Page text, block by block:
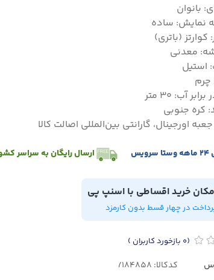
بانوان
نمایش: ساده
(باتری)
معدنی
استیل
آب: 30 متر
کره جنوبی
اورجینال، گارانتی بین‌المللی اصالت کالا
ارسال رایگان به سراسر
خرید اقساطی با اسنپ پی
در چهار قسط بدون کارمزد
(0 بازخورد کاربران )
کدکالا: